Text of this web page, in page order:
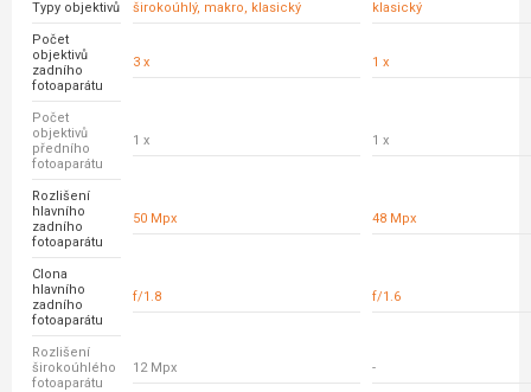
Typy objektivů širokoúhlý, makro, klasický klasický
Počet
objektivů
zadního
fotoaparátu
3 x 1 x
Počet
objektivů
předního
fotoaparátu
1 x 1 x
Rozlišení
hlavního
zadního
fotoaparátu
50 Mpx 48 Mpx
Clona
hlavního
zadního
fotoaparátu
f/1.8 f/1.6
Rozlišení
širokoúhlého
fotoaparátu
12 Mpx -